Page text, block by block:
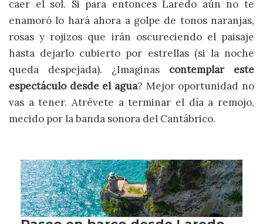
caer el sol. Si para entonces Laredo aún no te
enamoró lo hará ahora a golpe de tonos naranjas,
rosas y rojizos que irán oscureciendo el paisaje
hasta dejarlo cubierto por estrellas (si la noche
queda despejada). ¿Imaginas contemplar este
espectáculo desde el agua? Mejor oportunidad no
vas a tener. Atrévete a terminar el día a remojo,
mecido por la banda sonora del Cantábrico.